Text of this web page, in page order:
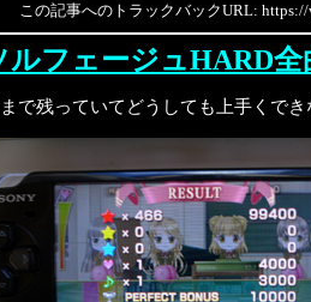
この記事へのトラックバックURL:
ルフェージュHARD全
で残っていてどうしても上手くでき